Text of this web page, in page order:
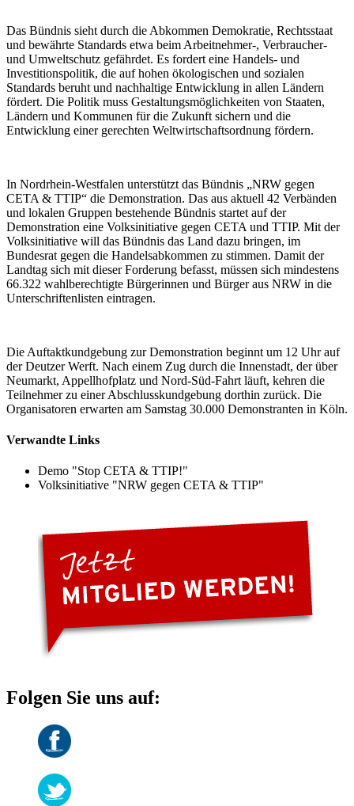
Das Bündnis sieht durch die Abkommen Demokratie, Rechtsstaat
und bewährte Standards etwa beim Arbeitnehmer-, Verbraucher-
und Umweltschutz gefährdet. Es fordert eine Handels- und
Investitionspolitik, die auf hohen ökologischen und sozialen
Standards beruht und nachhaltige Entwicklung in allen Ländern
fördert. Die Politik muss Gestaltungsmöglichkeiten von Staaten,
Ländern und Kommunen für die Zukunft sichern und die
Entwicklung einer gerechten Weltwirtschaftsordnung fördern.
In Nordrhein-Westfalen unterstützt das Bündnis „NRW gegen
CETA & TTIP“ die Demonstration. Das aus aktuell 42 Verbänden
und lokalen Gruppen bestehende Bündnis startet auf der
Demonstration eine Volksinitiative gegen CETA und TTIP. Mit der
Volksinitiative will das Bündnis das Land dazu bringen, im
Bundesrat gegen die Handelsabkommen zu stimmen. Damit der
Landtag sich mit dieser Forderung befasst, müssen sich mindestens
66.322 wahlberechtigte Bürgerinnen und Bürger aus NRW in die
Unterschriftenlisten eintragen.
Die Auftaktkundgebung zur Demonstration beginnt um 12 Uhr auf
der Deutzer Werft. Nach einem Zug durch die Innenstadt, der über
Neumarkt, Appellhofplatz und Nord-Süd-Fahrt läuft, kehren die
Teilnehmer zu einer Abschlusskundgebung dorthin zurück. Die
Organisatoren erwarten am Samstag 30.000 Demonstranten in Köln.
Verwandte Links
Demo "Stop CETA & TTIP!"
Volksinitiative "NRW gegen CETA & TTIP"
Folgen Sie uns auf: